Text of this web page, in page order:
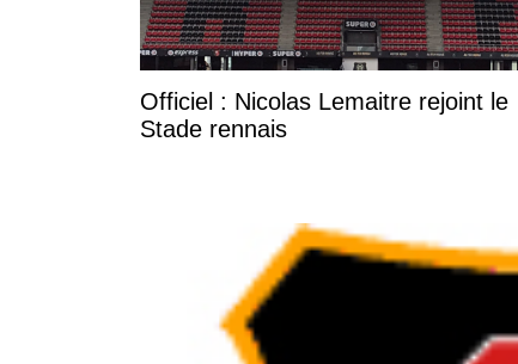
Officiel : Nicolas Lemaitre rejoint le
Stade rennais